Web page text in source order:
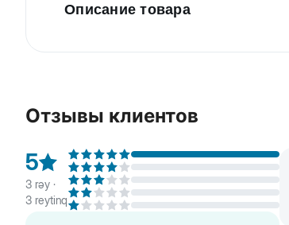
Описание товара
увлажняет и смягчает шерсть.
Отзывы клиентов
5
3rəy ·
3reytinq